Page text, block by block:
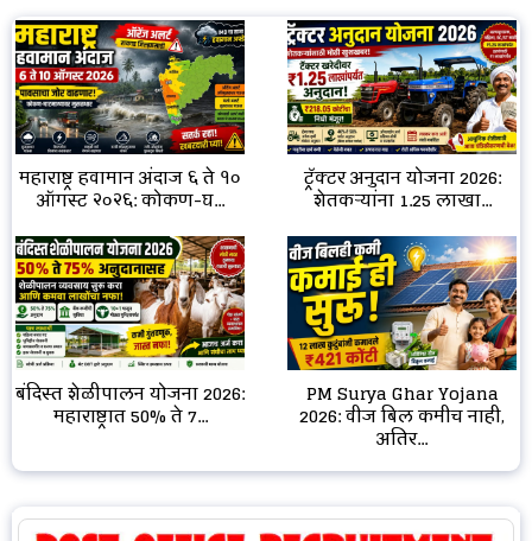
महाराष्ट्र हवामान अंदाज ६ ते १०
ऑगस्ट २०२६: कोकण-घ...
ट्रॅक्टर अनुदान योजना 2026:
शेतकऱ्यांना ₹1.25 लाखा...
बंदिस्त शेळीपालन योजना 2026:
महाराष्ट्रात 50% ते 7...
PM Surya Ghar Yojana
2026: वीज बिल कमीच नाही,
अतिर...